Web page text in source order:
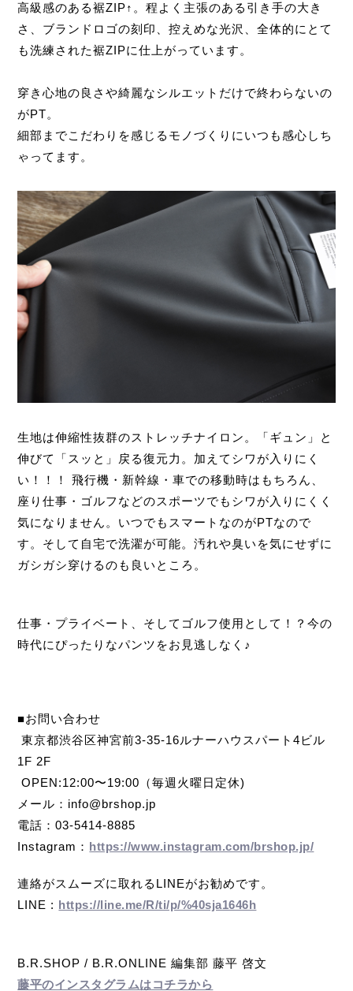
高級感のある裾ZIP↑。程よく主張のある引き手の大き
さ、ブランドロゴの刻印、控えめな光沢、全体的にとて
も洗練された裾ZIPに仕上がっています。
穿き心地の良さや綺麗なシルエットだけで終わらないの
がPT。
細部までこだわりを感じるモノづくりにいつも感心しち
ゃってます。
生地は伸縮性抜群のストレッチナイロン。「ギュン」と
伸びて「スッと」戻る復元力。加えてシワが入りにく
い！！！ 飛行機・新幹線・車での移動時はもちろん、
座り仕事・ゴルフなどのスポーツでもシワが入りにくく
気になりません。いつでもスマートなのがPTなので
す。そして自宅で洗濯が可能。汚れや臭いを気にせずに
ガシガシ穿けるのも良いところ。
仕事・プライベート、そしてゴルフ使用として！？今の
時代にぴったりなパンツをお見逃しなく♪
■お問い合わせ
東京都渋谷区神宮前3-35-16ルナーハウスパート4ビル
1F 2F
OPEN:12:00〜19:00 （毎週火曜日定休)
メール：info@brshop.jp
電話：03-5414-8885
Instagram： https://www.instagram.com/brshop.jp/
連絡がスムーズに取れるLINEがお勧めです。
LINE : https://line.me/R/ti/p/%40sja1646h
B.R.SHOP / B.R.ONLINE 編集部 藤平 啓文
藤平のインスタグラムはコチラから